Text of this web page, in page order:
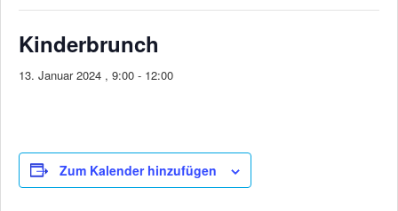
Kinderbrunch
13. Januar 2024 , 9:00 - 12:00
Zum Kalender hinzufügen